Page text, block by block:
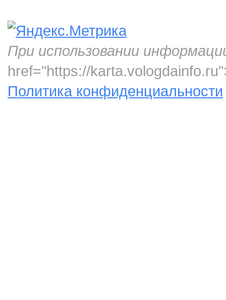
При использовании
href="https://
Политика конфиденциальности